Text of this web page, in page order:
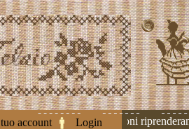
account Login
Attenzione ! Le spedizioni